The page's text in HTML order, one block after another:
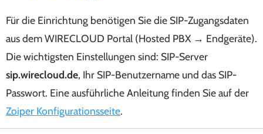
Für die Einrichtung benötigen Sie die SIP-Zugangsdaten
aus dem WIRECLOUD Portal (Hosted PBX → Endgeräte).
Die wichtigsten Einstellungen sind: SIP-Server
sip.wirecloud.de, Ihr SIP-Benutzername und das SIP-
Passwort. Eine ausführliche Anleitung finden Sie auf der
Zoiper Konfigurationsseite.